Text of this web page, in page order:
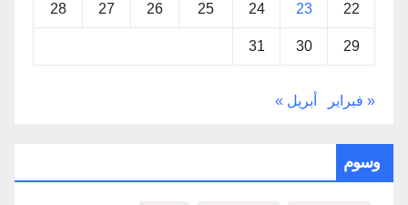
22
23
24
25
26
27
28
29
30
31
« فبراير أبريل »
وسوم